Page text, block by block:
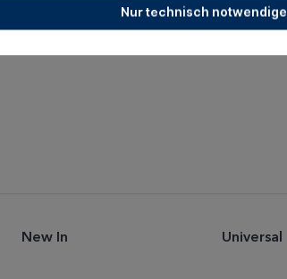
New In Universal
Nur technisch notwendige